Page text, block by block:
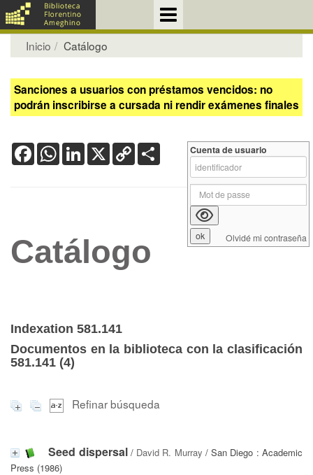
Inicio Catálogo
Sanciones a usuarios con préstamos vencidos: no
podrán inscribirse a cursada ni rendir exámenes finales
FacebookWhatsApp
LinkedIn
X Copy
Link
Catálogo
Indexation 581.141
Documentos en la biblioteca con la clasificación
581.141 (4)
Refinar búsqueda
Seed dispersal/ David R. Murray / San Diego : Academic
Press (1986)
Cuenta de usuario
Olvidé mi contraseña